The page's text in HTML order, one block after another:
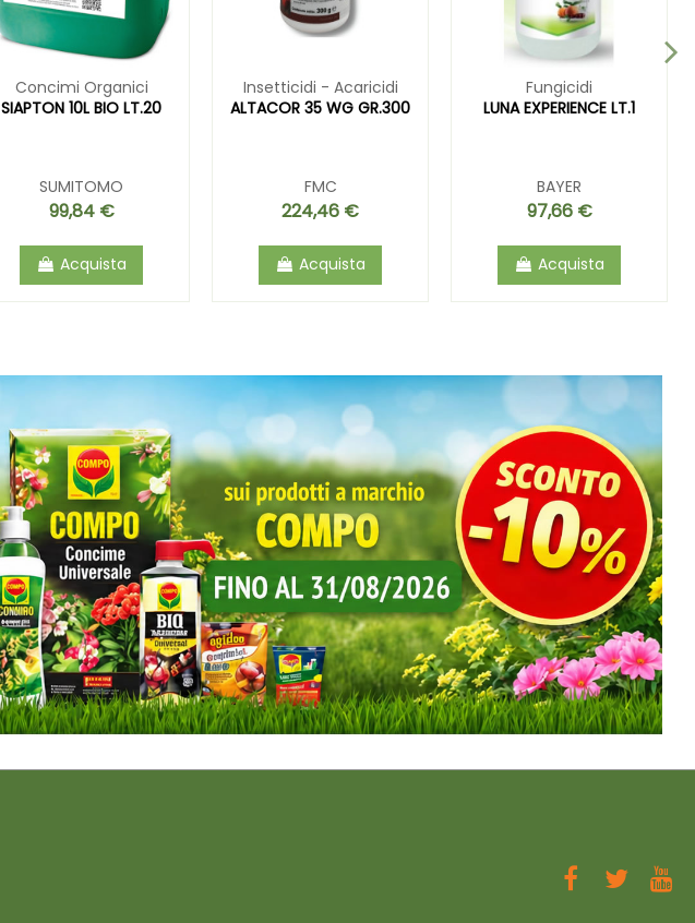
Concimi Organici
SIAPTON 10L BIO LT.20
SUMITOMO
99,84 €
Acquista
Insetticidi - Acaricidi
ALTACOR 35 WG GR.300
FMC
224,46 €
Acquista
Fungicidi
LUNA EXPERIENCE LT.1
BAYER
97,66 €
Acquista